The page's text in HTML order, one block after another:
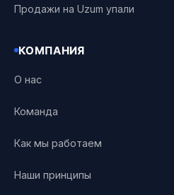
Продажи на Uzum упали
КОМПАНИЯ
О нас
Команда
Как мы работаем
Наши принципы